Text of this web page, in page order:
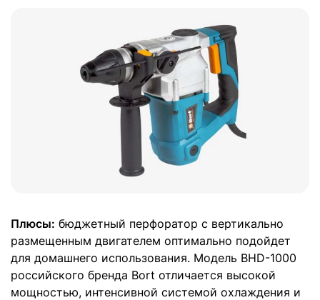
Плюсы: бюджетный перфоратор с вертикально
размещенным двигателем оптимально подойдет
для домашнего использования. Модель BHD-1000
российского бренда Bort отличается высокой
мощностью, интенсивной системой охлаждения и